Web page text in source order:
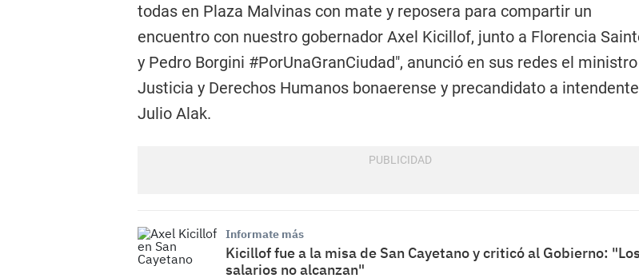
todas en Plaza Malvinas con mate y reposera para compartir un
encuentro con nuestro gobernador Axel Kicillof, junto a Florencia
y Pedro Borgini #PorUnaGranCiudad", anunció en sus redes el
Justicia y Derechos Humanos bonaerense y precandidato a
Julio Alak.
Informate más
Kicillof fue a la misa de San Cayetano y criticó al Gobierno: "Los
salarios no alcanzan"